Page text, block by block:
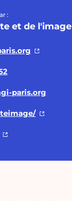
:
et de l'image
paris.org